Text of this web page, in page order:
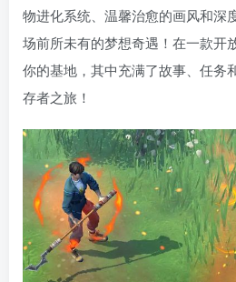
物进化系统、温馨治愈的画风和深
场前所未有的梦想奇遇！在一款开
你的基地，其中充满了故事、任务
存者之旅！